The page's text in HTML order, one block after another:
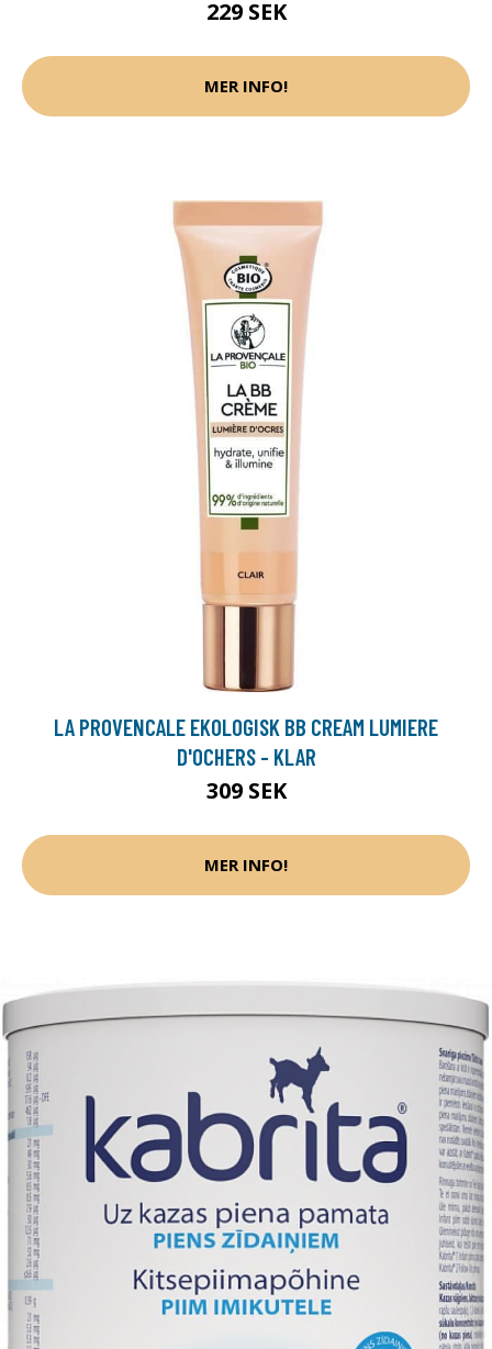
229 SEK
MER INFO!
LA PROVENCALE EKOLOGISK BB CREAM LUMIERE
D'OCHERS - KLAR
309 SEK
MER INFO!